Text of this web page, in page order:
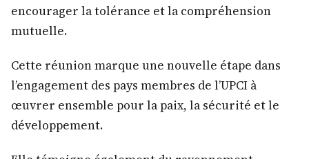
encourager la tolérance et la compréhension
mutuelle.
Cette réunion marque une nouvelle étape dans
l’engagement des pays membres de l’UPCI à
œuvrer ensemble pour la paix, la sécurité et le
développement.